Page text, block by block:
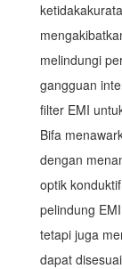
melindungi
gangguan
filter EMI
Bifa
dengan
optik
pelindung
tetapi juga
dapat